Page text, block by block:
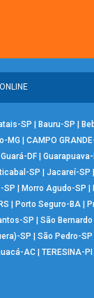
SP | Bauru-SP |
MG | CAMPO
Guará-DF |
SP | Jacareí-SP
SP | Morro Agudo-SP |
| Porto Seguro-BA|
SP | São
SP | São Pedro-SP
AC| TERESINA-PI